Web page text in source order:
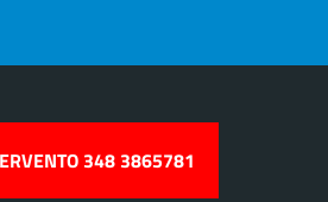
348 3865781